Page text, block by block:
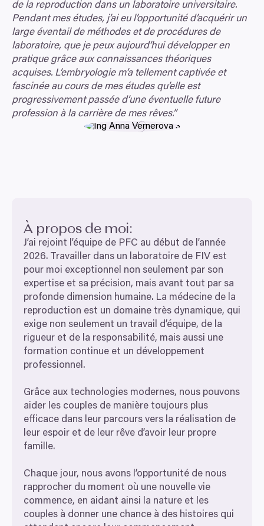
de la reproduction dans un laboratoire universitaire.
Pendant mes études, j’ai eu l’opportunité d’acquérir un
large éventail de méthodes et de procédures de
laboratoire, que je peux aujourd’hui développer en
pratique grâce aux connaissances théoriques
acquises. L’embryologie m’a tellement captivée et
fascinée au cours de mes études qu’elle est
progressivement passée d’une éventuelle future
profession à la carrière de mes rêves.”
À propos de moi:
J’ai rejoint l’équipe de PFC au début de l’année
2026. Travailler dans un laboratoire de FIV est
pour moi exceptionnel non seulement par son
expertise et sa précision, mais avant tout par sa
profonde dimension humaine. La médecine de la
reproduction est un domaine très dynamique, qui
exige non seulement un travail d’équipe, de la
rigueur et de la responsabilité, mais aussi une
formation continue et un développement
professionnel.
Grâce aux technologies modernes, nous pouvons
aider les couples de manière toujours plus
efficace dans leur parcours vers la réalisation de
leur espoir et de leur rêve d’avoir leur propre
famille.
Chaque jour, nous avons l’opportunité de nous
rapprocher du moment où une nouvelle vie
commence, en aidant ainsi la nature et les
couples à donner une chance à des histoires qui